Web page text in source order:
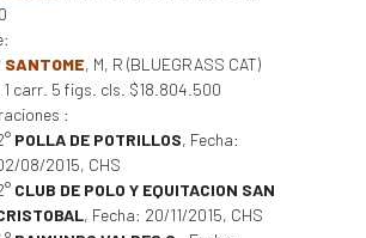
SANTOME, M, R (BLUEGRASS CAT)
1 carr. 5 figs. cls. $18.804.500
:
POLLA DE POTRILLOS, Fecha:
08/2015, CHS
CLUB DE POLO Y EQUITACION SAN
, Fecha: 20/11/2015, CHS